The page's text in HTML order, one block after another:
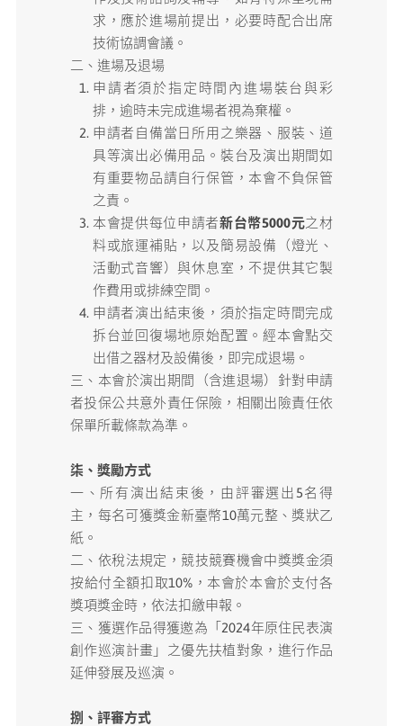
求，應於進場前提出，必要時配合出席
技術協調會議。
二、進場及退場
申請者須於指定時間內進場裝台與彩
排，逾時未完成進場者視為棄權。
申請者自備當日所用之樂器、服裝、道
具等演出必備用品。裝台及演出期間如
有重要物品請自行保管，本會不負保管
之責。
本會提供每位申請者新台幣5000元之材
料或旅運補貼，以及簡易設備（燈光、
活動式音響）與休息室，不提供其它製
作費用或排練空間。
申請者演出結束後，須於指定時間完成
拆台並回復場地原始配置。經本會點交
出借之器材及設備後，即完成退場。
三、本會於演出期間（含進退場）針對申請
者投保公共意外責任保險，相關出險責任依
保單所載條款為準。
柒、獎勵方式
一、所有演出結束後，由評審選出5名得
主，每名可獲獎金新臺幣10萬元整、獎狀乙
紙。
二、依稅法規定，競技競賽機會中獎獎金須
按給付全額扣取10%，本會於本會於支付各
獎項獎金時，依法扣繳申報。
三、獲選作品得獲邀為「2024年原住民表演
創作巡演計畫」之優先扶植對象，進行作品
延伸發展及巡演。
捌、評審方式